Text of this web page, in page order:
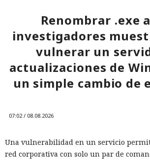
Renombrar .exe
investigadores
vulnerar un
actualizaciones de
un simple cambio de
07:02 / 08.08.2026
Una vulnerabilidad en un servicio
red corporativa con solo un par de